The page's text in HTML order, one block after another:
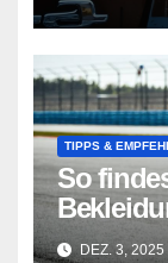
TIPPS &
So
DEZ. 3, 2025